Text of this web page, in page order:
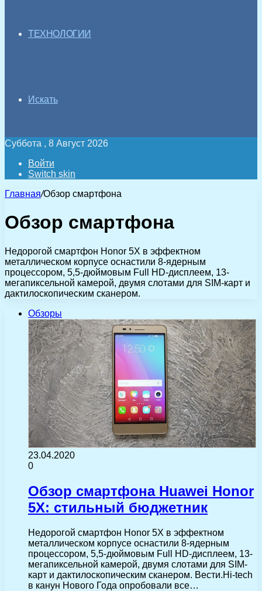
ТЕХНОЛОГИИ
Искать
Суббота , 8 Август 2026
Войти
Switch skin
Главная/Обзор смартфона
Обзор смартфона
Недорогой смартфон Honor 5X в эффектном
металлическом корпусе оснастили 8-ядерным
процессором, 5,5-дюймовым Full HD-дисплеем, 13-
мегапиксельной камерой, двумя слотами для SIM-карт и
дактилоскопическим сканером.
Обзоры
23.04.2020
0
Обзор смартфона Huawei Honor
5X: стильный бюджетник
Недорогой смартфон Honor 5X в эффектном
металлическом корпусе оснастили 8-ядерным
процессором, 5,5-дюймовым Full HD-дисплеем, 13-
мегапиксельной камерой, двумя слотами для SIM-
карт и дактилоскопическим сканером. Вести.Hi-tech
в канун Нового Года опробовали все…